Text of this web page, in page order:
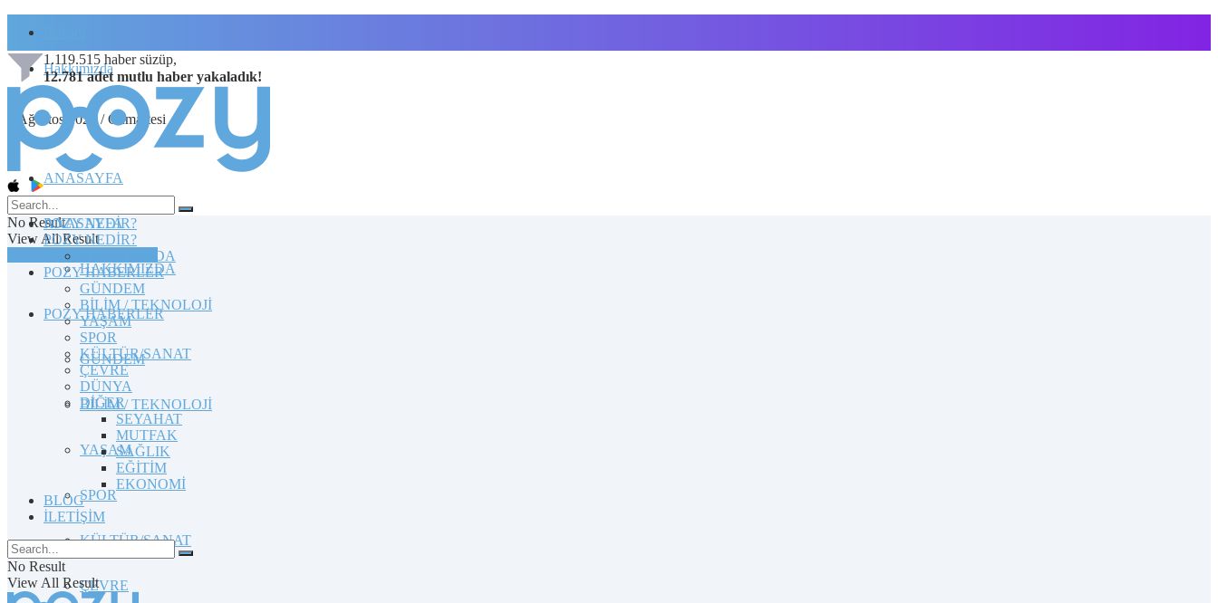
Hakkımızda
8 Ağustos 2026 / Cumartesi
1.119.515 haber süzüp,
12.781 adet mutlu haber yakaladık!
No Result
View All Result
TOPLULUĞA KATILIN
ANASAYFA
POZY NEDİR?
HAKKIMIZDA
POZY HABERLER
GÜNDEM
BİLİM / TEKNOLOJİ
YAŞAM
SPOR
KÜLTÜR/SANAT
ÇEVRE
ANASAYFA
POZY NEDİR?
HAKKIMIZDA
POZY HABERLER
GÜNDEM
BİLİM / TEKNOLOJİ
YAŞAM
SPOR
KÜLTÜR/SANAT
ÇEVRE
DÜNYA
DİĞER
SEYAHAT
MUTFAK
SAĞLIK
EĞİTİM
EKONOMİ
BLOG
İLETİŞİM
No Result
View All Result